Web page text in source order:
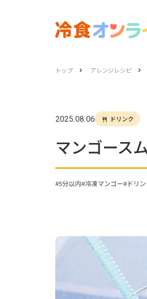
トップ アレンジレシピ
2025.08.06 ドリンク
マンゴース
5分以内 冷凍マンゴー ドリ